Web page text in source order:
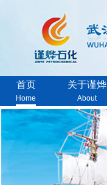
首页
Home
关于谨烨
About